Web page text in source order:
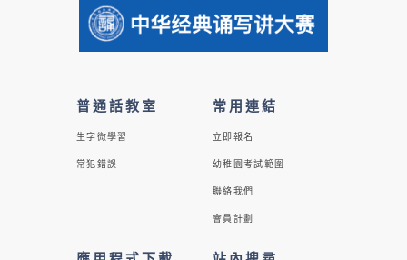
普通話教室
生字微學習
常犯錯誤
常用連結
立即報名
幼稚園考試範圍
聯絡我們
會員計劃